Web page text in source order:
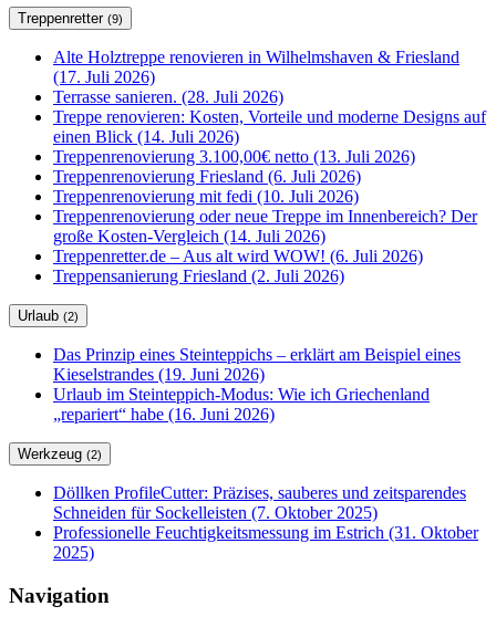
Treppenretter (9)
Alte Holztreppe renovieren in Wilhelmshaven & Friesland
(17. Juli 2026)
Terrasse sanieren. (28. Juli 2026)
Treppe renovieren: Kosten, Vorteile und moderne Designs auf
einen Blick (14. Juli 2026)
Treppenrenovierung 3.100,00€ netto (13. Juli 2026)
Treppenrenovierung Friesland (6. Juli 2026)
Treppenrenovierung mit fedi (10. Juli 2026)
Treppenrenovierung oder neue Treppe im Innenbereich? Der
große Kosten-Vergleich (14. Juli 2026)
Treppenretter.de – Aus alt wird WOW! (6. Juli 2026)
Treppensanierung Friesland (2. Juli 2026)
Urlaub (2)
Das Prinzip eines Steinteppichs – erklärt am Beispiel eines
Kieselstrandes (19. Juni 2026)
Urlaub im Steinteppich-Modus: Wie ich Griechenland
„repariert“ habe (16. Juni 2026)
Werkzeug (2)
Döllken ProfileCutter: Präzises, sauberes und zeitsparendes
Schneiden für Sockelleisten (7. Oktober 2025)
Professionelle Feuchtigkeitsmessung im Estrich (31. Oktober
2025)
Navigation